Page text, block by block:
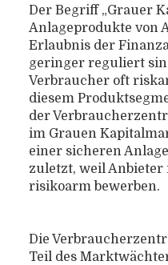
Der Begriff „Grauer
Anlageprodukte von
Erlaubnis der
geringer reguliert
Verbraucher oft
diesem
der
im Grauen
einer sicheren
zuletzt, weil
risikoarm bewerben.
Die
Teil des